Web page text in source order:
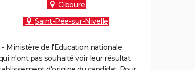
Ciboure
Saint-Pée-sur-Nivelle
Ministère de l'Education nationale
n'ont pas souhaité voir leur résultat